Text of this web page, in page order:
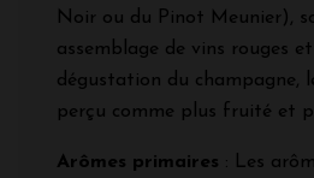
Noir ou du Pinot Meunier),
assemblage de vins rouges
dégustation du champagne,
perçu comme plus fruité et
Arômes primaires : Les